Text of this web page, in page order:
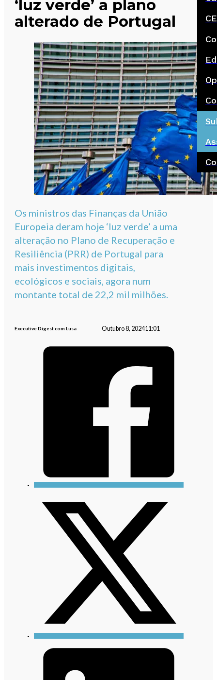
‘luz verde’ a plano
alterado de Portugal
Os ministros das Finanças da União
Europeia deram hoje ‘luz verde’ a uma
alteração no Plano de Recuperação e
Resiliência (PRR) de Portugal para
mais investimentos digitais,
ecológicos e sociais, agora num
montante total de 22,2 mil milhões.
Executive Digest com Lusa Outubro 8, 202411:01